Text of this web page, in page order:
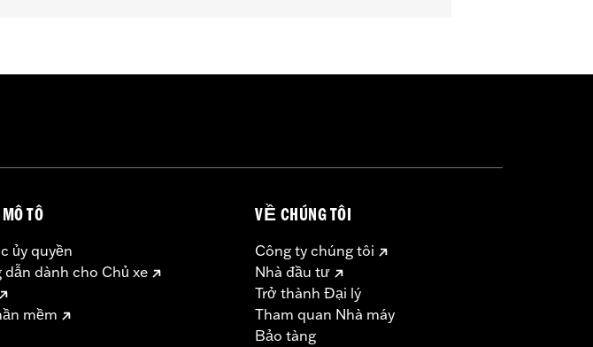
TÔ
ủy quyền
dành cho Chủ xe
mềm
VỀ CHÚNG TÔI
Công ty chúng tôi
Nhà đầu tư
Trở thành Đại lý
Tham quan Nhà máy
Bảo tàng